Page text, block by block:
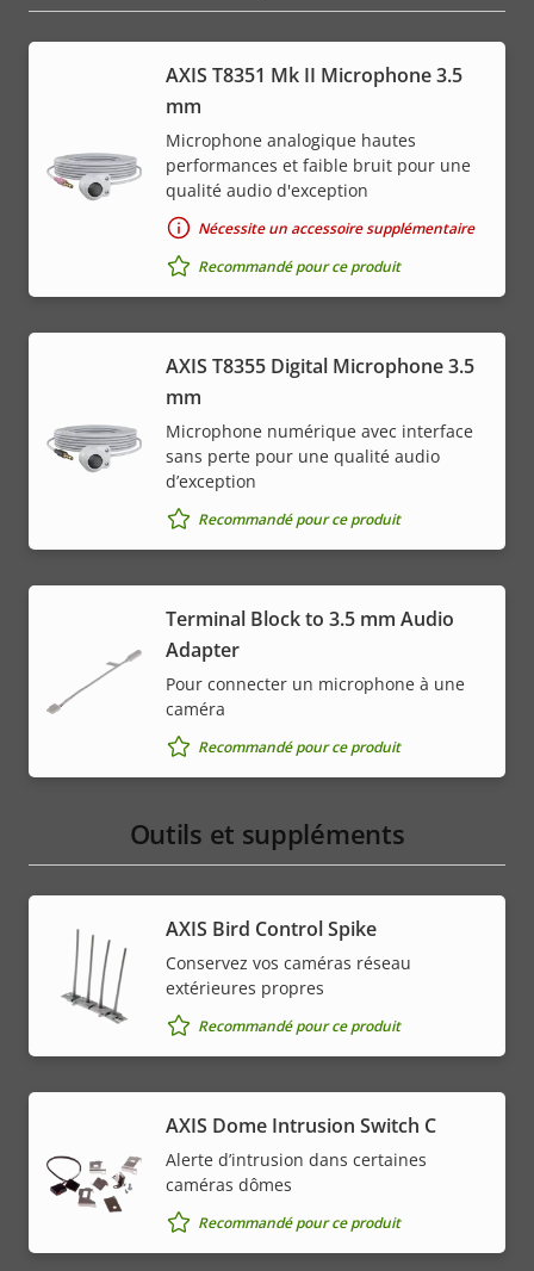
AXIS T8351 Mk II Microphone 3.5
mm
Microphone analogique hautes
performances et faible bruit pour une
qualité audio d'exception
Nécessite un accessoire supplémentaire
Recommandé pour ce produit
AXIS T8355 Digital Microphone 3.5
mm
Microphone numérique avec interface
sans perte pour une qualité audio
d’exception
Recommandé pour ce produit
Terminal Block to 3.5 mm Audio
Adapter
Pour connecter un microphone à une
caméra
Recommandé pour ce produit
Outils et suppléments
AXIS Bird Control Spike
Conservez vos caméras réseau
extérieures propres
Recommandé pour ce produit
AXIS Dome Intrusion Switch C
Alerte d’intrusion dans certaines
caméras dômes
Recommandé pour ce produit